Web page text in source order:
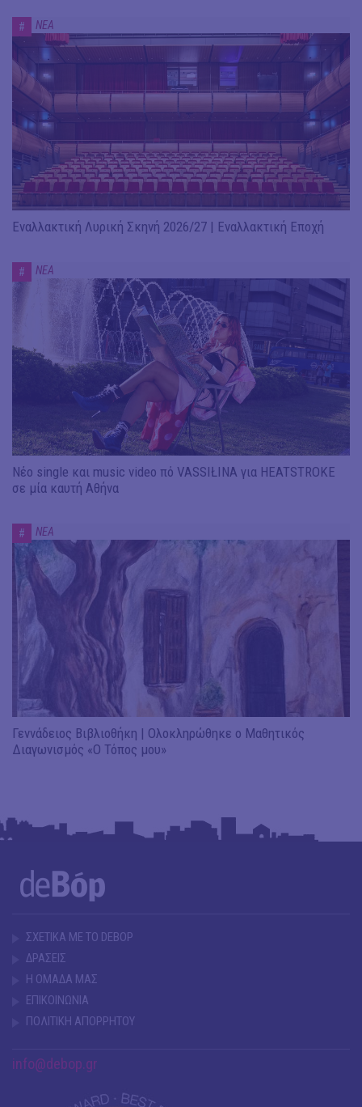
# ΝΕΑ
Εναλλακτική Λυρική Σκηνή 2026/27 | Εναλλακτική Εποχή
# ΝΕΑ
Νέο single και music video πό VASSIŁINA για HEATSTROKE
σε μία καυτή Αθήνα
# ΝΕΑ
Γεννάδειος Βιβλιοθήκη | Ολοκληρώθηκε ο Μαθητικός
Διαγωνισμός «Ο Τόπος μου»
ΣΧΕΤΙΚΑ ΜΕ ΤΟ DEBOP
ΔΡΑΣΕΙΣ
Η ΟΜΑΔΑ ΜΑΣ
ΕΠΙΚΟΙΝΩΝΙΑ
ΠΟΛΙΤΙΚΗ ΑΠΟΡΡΗΤΟΥ
info@debop.gr